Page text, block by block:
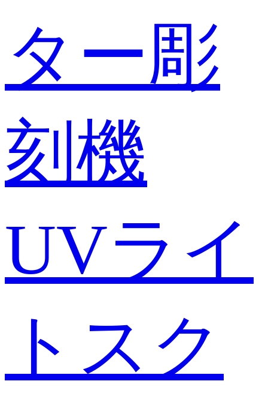
ター彫
刻機
UVライ
トスク